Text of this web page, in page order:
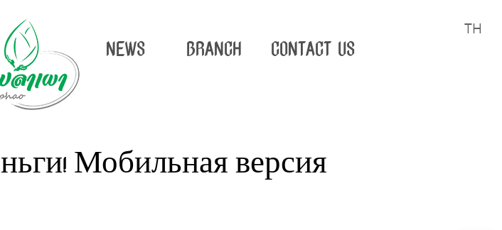
TH
NEWS BRANCH CONTACT US
Мобильная версия